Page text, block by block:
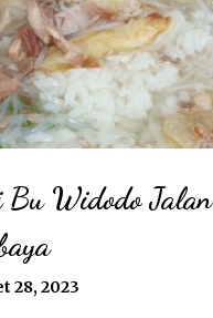
Bu Widodo Jalan
28, 2023